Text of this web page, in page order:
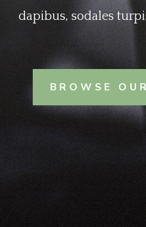
dapibus, sodales
BROWSE